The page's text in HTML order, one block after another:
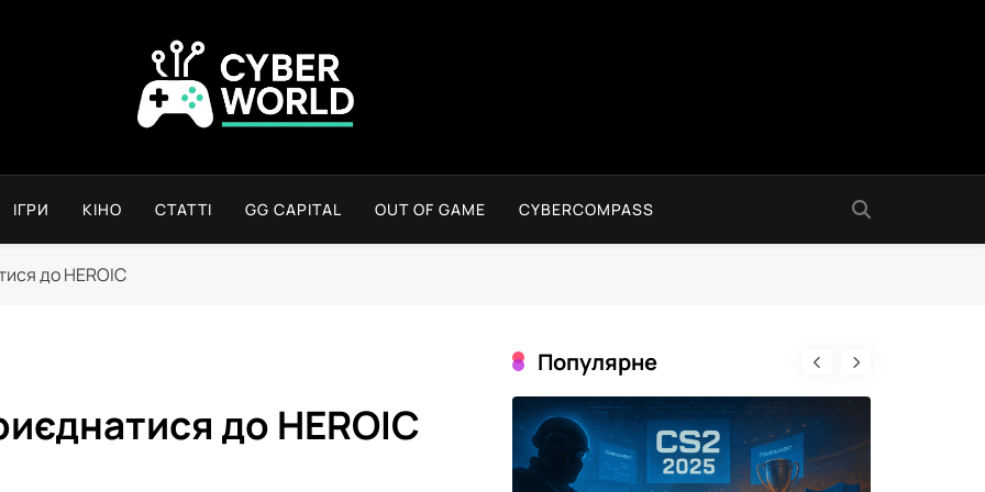
Сyber World
ІГРИ КІНО СТАТТІ GG CAPITAL OUT OF GAME CYBERCOMPASS
до HEROIC
до HEROIC
Популярне